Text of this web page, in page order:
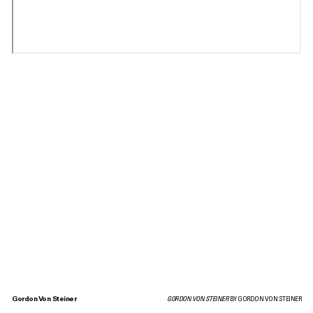
Gordon Von Steiner GORDON VON STEINERBY GORDON VON STEINER